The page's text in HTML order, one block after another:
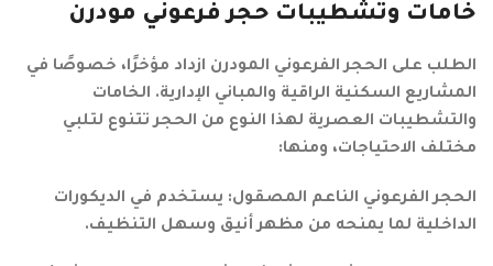
خامات وتشطيبات حجر فرعوني مودرن
الطلب على الحجر الفرعوني المودرن ازداد مؤخرًا، خصوصًا في
المشاريع السكنية الراقية والمباني الإدارية. الخامات
والتشطيبات العصرية لهذا النوع من الحجر تتنوع لتلبي
مختلف الاحتياجات، ومنها:
الحجر الفرعوني الناعم المصقول: يستخدم في الديكورات
الداخلية لما يمنحه من مظهر أنيق وسهل التنظيف.